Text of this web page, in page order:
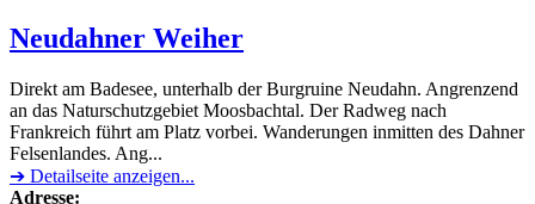
Neudahner Weiher
Direkt am Badesee, unterhalb der Burgruine Neudahn. Angrenzend
an das Naturschutzgebiet Moosbachtal. Der Radweg nach
Frankreich führt am Platz vorbei. Wanderungen inmitten des Dahner
Felsenlandes. Ang...
➔ Detailseite anzeigen...
Adresse: